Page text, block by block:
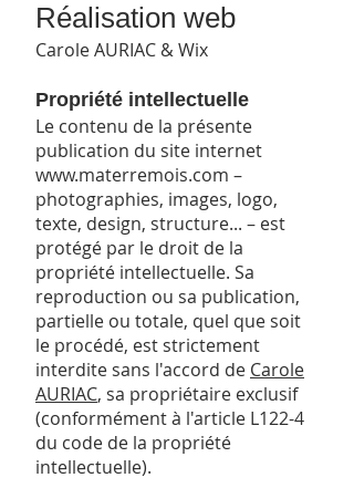
Réalisation web
Carole AURIAC & Wix
Propriété intellectuelle
Le contenu de la présente
publication du site internet
www.materremois.com –
photographies, images, logo,
texte, design, structure... – est
protégé par le droit de la
propriété intellectuelle. Sa
reproduction ou sa publication,
partielle ou totale, quel que soit
le procédé, est strictement
interdite sans l'accord de Carole
AURIAC, sa propriétaire exclusif
(conformément à l'article L122-4
du code de la propriété
intellectuelle).